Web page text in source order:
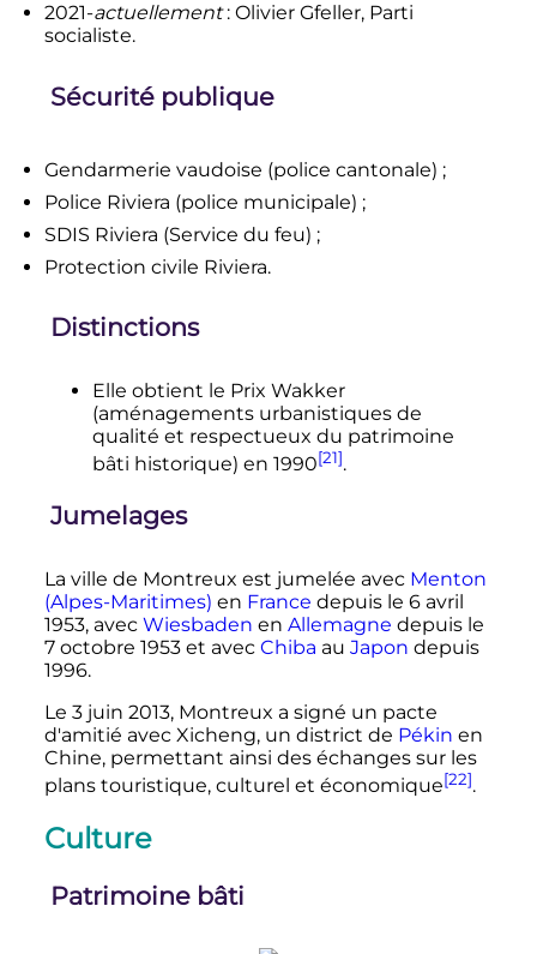
2021-actuellement: Olivier Gfeller, Parti
socialiste.
Sécurité publique
Gendarmerie vaudoise (police cantonale) ;
Police Riviera (police municipale) ;
SDIS Riviera (Service du feu) ;
Protection civile Riviera.
Distinctions
Elle obtient le Prix Wakker
(aménagements urbanistiques de
qualité et respectueux du patrimoine
bâti historique) en 1990[21].
Jumelages
La ville de Montreux est jumelée avec Menton
(Alpes-Maritimes) en France depuis le 6 avril
1953, avec Wiesbaden en Allemagne depuis le
7 octobre 1953et avec Chiba au Japon depuis
1996.
Le 3 juin 2013, Montreux a signé un pacte
d'amitié avec Xicheng, un district de Pékin en
Chine, permettant ainsi des échanges sur les
plans touristique, culturel et économique[22].
Culture
Patrimoine bâti